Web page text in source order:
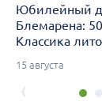
Юбилейный
Блемарена:
Классика
15 августа
‹